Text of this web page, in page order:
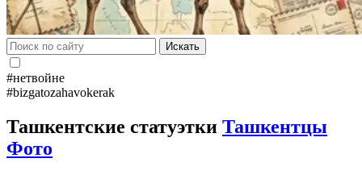
Искать
#нетвойне
#bizgatozahavokerak
Ташкентские статуэтки Ташкентцы
Фото